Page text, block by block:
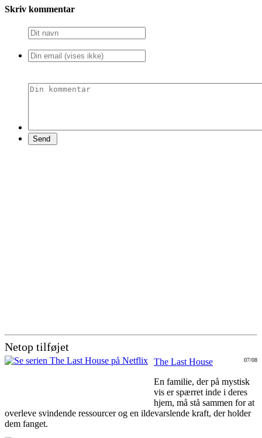
Skriv kommentar
Netop tilføjet
07/08
The Last House
En familie, der på mystisk
vis er spærret inde i deres
hjem, må stå sammen for at
overleve svindende ressourcer og en ildevarslende kraft, der holder
dem fanget.